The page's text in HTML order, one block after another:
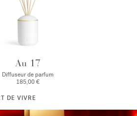
Au 17
Diffuseur de parfum
185,00 €
DE VIVRE